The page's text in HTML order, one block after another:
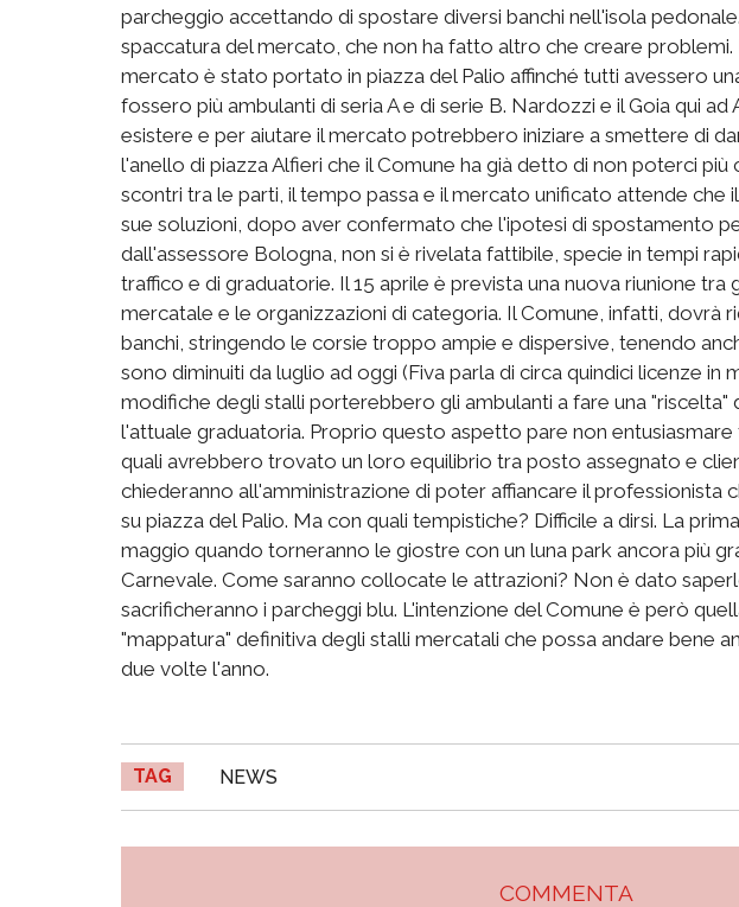
parcheggio accettando di spostare diversi banchi nell'isola
spaccatura del mercato, che non ha fatto altro che creare
mercato è stato portato in piazza del Palio affinché tutti avessero
fossero più ambulanti di seria A e di serie B. Nardozzi e il Goia qui
esistere e per aiutare il mercato potrebbero iniziare a smettere di
l'anello di piazza Alfieri che il Comune ha già detto di non poterci più
scontri tra le parti, il tempo passa e il mercato unificato attende che
sue soluzioni, dopo aver confermato che l'ipotesi di spostamento
dall'assessore Bologna, non si è rivelata fattibile, specie in tempi
traffico e di graduatorie. Il 15 aprile è prevista una nuova riunione tra
mercatale e le organizzazioni di categoria. Il Comune, infatti, dovrà
banchi, stringendo le corsie troppo ampie e dispersive, tenendo
sono diminuiti da luglio ad oggi (Fiva parla di circa quindici licenze in
modifiche degli stalli porterebbero gli ambulanti a fare una "riscelta"
l'attuale graduatoria. Proprio questo aspetto pare non
quali avrebbero trovato un loro equilibrio tra posto assegnato e
chiederanno all'amministrazione di poter affiancare il professionista
su piazza del Palio. Ma con quali tempistiche? Difficile a dirsi. La
maggio quando torneranno le giostre con un luna park ancora più
Carnevale. Come saranno collocate le attrazioni? Non è dato
sacrificheranno i parcheggi blu. L'intenzione del Comune è però
"mappatura" definitiva degli stalli mercatali che possa andare bene
due volte l'anno.
TAG NEWS
COMMENTA